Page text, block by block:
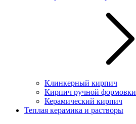
Клинкерный кирпич
Кирпич ручной формовки
Керамический кирпич
Теплая керамика и растворы